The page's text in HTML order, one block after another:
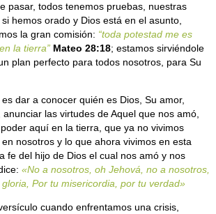
pasar, todos tenemos pruebas, nuestras
hemos orado y Dios está en el asunto,
la gran comisión: “toda potestad me es
la tierra” Mateo 28:18; estamos sirviéndole
plan perfecto para todos nosotros, para Su
dar a conocer quién es Dios, Su amor,
las virtudes de Aquel que nos amó,
aquí en la tierra, que ya no vivimos
nosotros y lo que ahora vivimos en esta
fe del hijo de Dios el cual nos amó y nos
«No a nosotros, oh Jehová, no a nosotros,
Por tu misericordia, por tu verdad»
cuando enfrentamos una crisis,